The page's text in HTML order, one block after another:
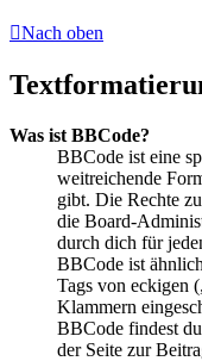
Nach oben
Was ist BBCode?
BBCode ist eine
weitreichende
gibt. Die Rechte
die Board-
durch dich für
BBCode ist
Tags von eckigen
Klammern
BBCode findest
der Seite zur